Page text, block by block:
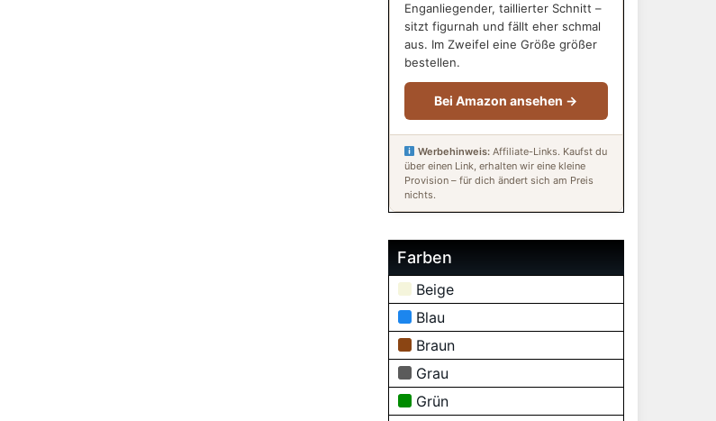
Enganliegender, taillierter Schnitt –
sitzt figurnah und fällt eher schmal
aus. Im Zweifel eine Größe größer
bestellen.
Bei Amazon ansehen →
Werbehinweis: Affiliate-Links. Kaufst du
über einen Link, erhalten wir eine kleine
Provision – für dich ändert sich am Preis
nichts.
Farben
Beige
Blau
Braun
Grau
Grün